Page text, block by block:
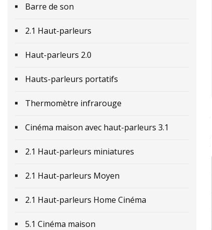
Barre de son
2.1 Haut-parleurs
Haut-parleurs 2.0
Hauts-parleurs portatifs
Thermomètre infrarouge
Cinéma maison avec haut-parleurs 3.1
2.1 Haut-parleurs miniatures
2.1 Haut-parleurs Moyen
2.1 Haut-parleurs Home Cinéma
5.1 Cinéma maison